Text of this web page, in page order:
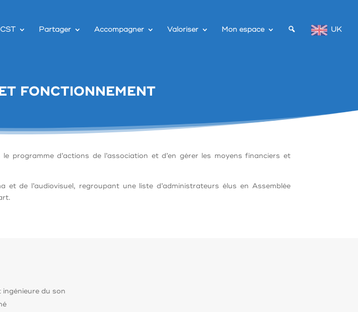
Partager Accompagner Valoriser Mon espace UK
FONCTIONNEMENT
programme d’actions de l’association et d’en gérer les moyens financiers et
de l’audiovisuel, regroupant une liste d’administrateurs élus en Assemblée
du son